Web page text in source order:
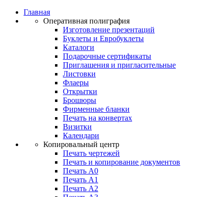
Главная
Оперативная полиграфия
Изготовление презентаций
Буклеты и Eвробуклеты
Каталоги
Подарочные сертификаты
Приглашения и пригласительные
Листовки
Флаеры
Открытки
Брошюры
Фирменные бланки
Печать на конвертах
Визитки
Календари
Копировальный центр
Печать чертежей
Печать и копирование документов
Печать А0
Печать А1
Печать А2